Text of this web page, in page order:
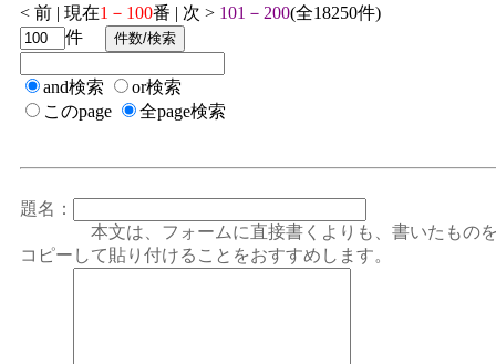
< 前 | 現在1－100番 | 次 > 101－200(全18250件)
件
and検索
or検索
このpage
全page検索
題名：
本文は、フォームに直接書くよりも、書いたもの
コピーして貼り付けることをおすすめします。